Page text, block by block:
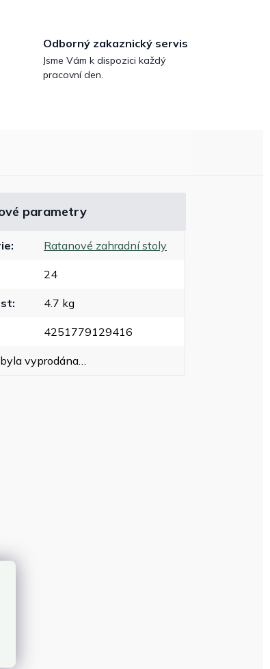
Odborný zakaznický servis
Jsme Vám k dispozici každý
pracovní den.
parametry
: Ratanové zahradní stoly
24
: 4.7 kg
4251779129416
vyprodána…